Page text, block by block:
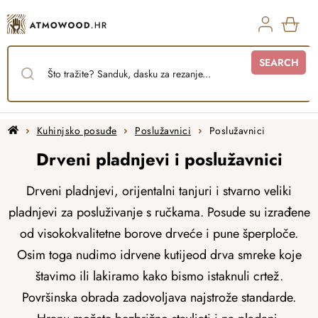
to
content
SEARCH
HomeKuhinjsko posuđe Poslužavnici Poslužavnici
Drveni pladnjevi i poslužavnici
Drveni pladnjevi, orijentalni tanjuri i stvarno veliki
pladnjevi za posluživanje s ručkama. Posude su izrađene
od visokokvalitetne borove drveće i pune šperploče.
Osim toga nudimo idrvene kutijeod drva smreke koje
štavimo ili lakiramo kako bismo istaknuli crtež.
Površinska obrada zadovoljava najstrože standarde.